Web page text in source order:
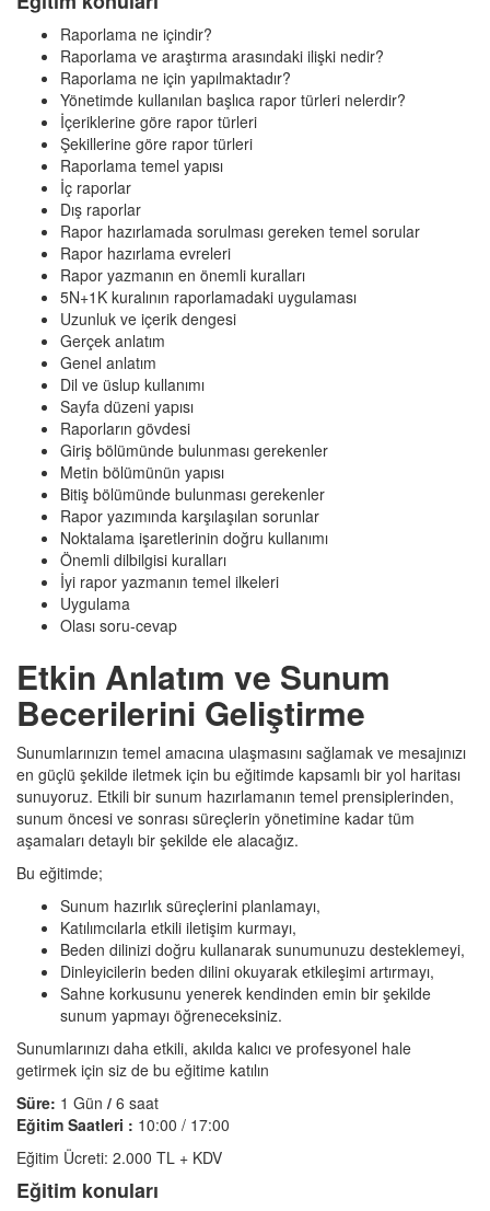
Raporlama ne içindir?
Raporlama ve araştırma arasındaki ilişki nedir?
Raporlama ne için yapılmaktadır?
Yönetimde kullanılan başlıca rapor türleri nelerdir?
İçeriklerine göre rapor türleri
Şekillerine göre rapor türleri
Raporlama temel yapısı
İç raporlar
Dış raporlar
Rapor hazırlamada sorulması gereken temel sorular
Rapor hazırlama evreleri
Rapor yazmanın en önemli kuralları
5N+1K kuralının raporlamadaki uygulaması
Uzunluk ve içerik dengesi
Gerçek anlatım
Genel anlatım
Dil ve üslup kullanımı
Sayfa düzeni yapısı
Raporların gövdesi
Giriş bölümünde bulunması gerekenler
Metin bölümünün yapısı
Bitiş bölümünde bulunması gerekenler
Rapor yazımında karşılaşılan sorunlar
Noktalama işaretlerinin doğru kullanımı
Önemli dilbilgisi kuralları
İyi rapor yazmanın temel ilkeleri
Uygulama
Olası soru-cevap
Etkin Anlatım ve Sunum
Becerilerini Geliştirme
Sunumlarınızın temel amacına ulaşmasını sağlamak ve mesajınızı
en güçlü şekilde iletmek için bu eğitimde kapsamlı bir yol haritası
sunuyoruz. Etkili bir sunum hazırlamanın temel prensiplerinden,
sunum öncesi ve sonrası süreçlerin yönetimine kadar tüm
aşamaları detaylı bir şekilde ele alacağız.
Bu eğitimde;
Sunum hazırlık süreçlerini planlamayı,
Katılımcılarla etkili iletişim kurmayı,
Beden dilinizi doğru kullanarak sunumunuzu desteklemeyi,
Dinleyicilerin beden dilini okuyarak etkileşimi artırmayı,
Sahne korkusunu yenerek kendinden emin bir şekilde
sunum yapmayı öğreneceksiniz.
Sunumlarınızı daha etkili, akılda kalıcı ve profesyonel hale
getirmek için siz de bu eğitime katılın
Süre: 1 Gün / 6 saat
Eğitim Saatleri : 10:00 / 17:00
Eğitim Ücreti: 2.000 TL + KDV
Eğitim konuları